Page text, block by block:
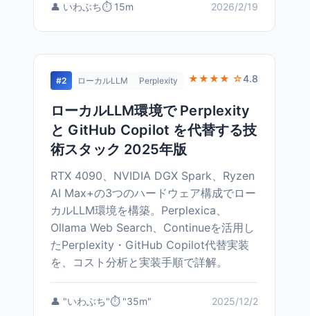
👤 いわぶち⏱️ 15m 2026/2/19
#2 ローカルLLM Perplexity ★★★★ ☆4.8
ローカルLLM環境で Perplexity
と GitHub Copilot を代替する技
術スタック 2025年版
RTX 4090、NVIDIA DGX Spark、Ryzen
AI Max+の3つのハードウェア構成でロー
カルLLM環境を構築。Perplexica、
Ollama Web Search、Continueを活用し
たPerplexity・GitHub Copilot代替実装
を、コスト分析と実装手順で詳解。
👤 "いわぶち"⏱️ "35m" 2025/12/2